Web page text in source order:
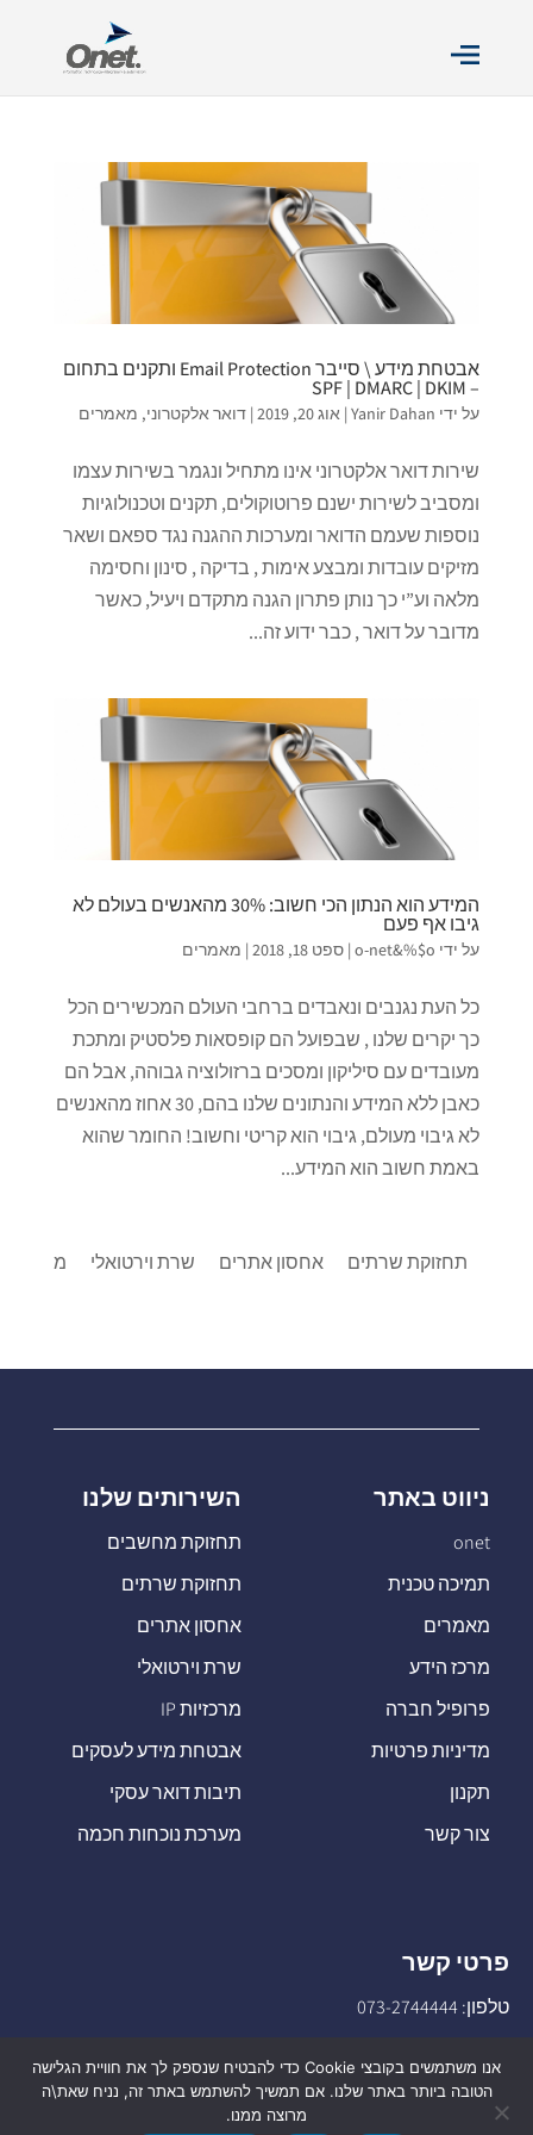
אבטחת מידע \ סייבר Email Protection ותקנים בתחום
– SPF | DMARC | DKIM
על ידי Yanir Dahan
| אוג 20, 2019 | דואר אלקטרוני, מאמרים
שירות דואר אלקטרוני אינו מתחיל ונגמר בשירות עצמו
ומסביב לשירות ישנם פרוטוקולים, תקנים וטכנולוגיות
נוספות שעמם הדואר ומערכות ההגנה נגד ספאם ושאר
מזיקים עובדות ומבצע אימות , בדיקה , סינון וחסימה
מלאה וע”י כך נותן פתרון הגנה מתקדם ויעיל, כאשר
מדובר על דואר , כבר ידוע זה...
המידע הוא הנתון הכי חשוב: 30% מהאנשים בעולם לא
גיבו אף פעם
על ידי o-net&%$o
| ספט 18, 2018 | מאמרים
כל העת נגנבים ונאבדים ברחבי העולם המכשירים הכל
כך יקרים שלנו , שבפועל הם קופסאות פלסטיק ומתכת
מעובדים עם סיליקון ומסכים ברזולוציה גבוהה, אבל הם
כאבן ללא המידע והנתונים שלנו בהם, 30 אחוז מהאנשים
לא גיבוי מעולם, גיבוי הוא קריטי וחשוב! החומר שהוא
באמת חשוב הוא המידע...
תחזוקת שרתים אחסון אתרים שרת וירטואלי מרכזיות IP
ניווט באתר
onet
תמיכה טכנית
מאמרים
מרכז הידע
פרופיל חברה
מדיניות פרטיות
תקנון
צור קשר
השירותים שלנו
תחזוקת מחשבים
תחזוקת שרתים
אחסון אתרים
שרת וירטואלי
מרכזיות IP
אבטחת מידע לעסקים
תיבות דואר עסקי
מערכת נוכחות חכמה
פרטי קשר
טלפון:073-2744444
אנו משתמשים בקובצי Cookie כדי להבטיח שנספק לך את חוויית הגלישה
הטובה ביותר באתר שלנו. אם תמשיך להשתמש באתר זה, נניח שאת\ה
מרוצה ממנו.